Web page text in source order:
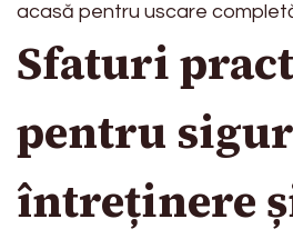
acasă pentru uscare
Sfaturi
pentru
întreținere